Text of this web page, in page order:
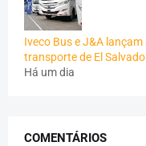
Iveco Bus e J&A
transporte de El
Há um dia
COMENTÁRIOS